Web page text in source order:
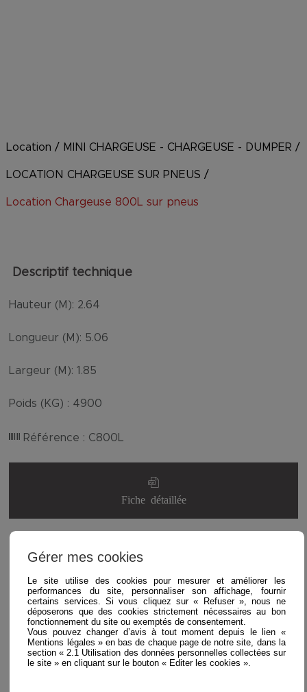
Location / MINI CHARGEUSE - CHARGEUSE - DUMPER /
LOCATION CHARGEUSE SUR PNEUS /
Location Chargeuse 800L sur pneus
Descriptif technique
Hauteur (M): 2.64
Longueur (M): 5.06
Largeur (M): 1.85
Poids (KG) : 4900
Référence : C800L
Fiche détaillée
Gérer mes cookies
Le site utilise des cookies pour mesurer et améliorer les
performances du site, personnaliser son affichage, fournir
certains services. Si vous cliquez sur « Refuser », nous ne
déposerons que des cookies strictement nécessaires au bon
fonctionnement du site ou exemptés de consentement.
Vous pouvez changer d’avis à tout moment depuis le lien «
Mentions légales » en bas de chaque page de notre site, dans la
section « 2.1 Utilisation des données personnelles collectées sur
le site » en cliquant sur le bouton « Editer les cookies ».